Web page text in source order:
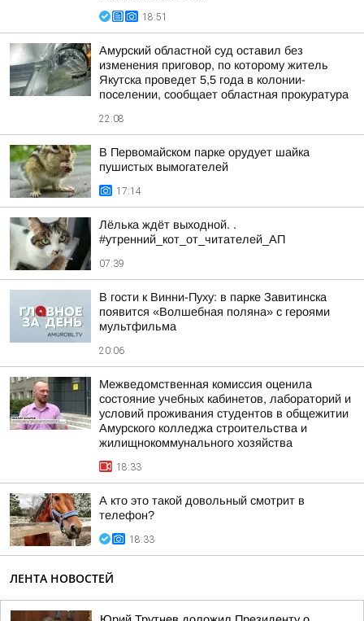
18:51
Амурский областной суд оставил без
изменения приговор, по которому житель
Якутска проведет 5,5 года в колонии-
поселении, сообщает областная прокуратура
22:08
В Первомайском парке орудует шайка
пушистых вымогателей
17:14
Лёлька ждёт выходной. .
#утренний_кот_от_читателей_АП
07:39
В гости к Винни-Пуху: в парке Завитинска
появится «Волшебная поляна» с героями
мультфильма
20:06
Межведомственная комиссия оценила
состояние учебных кабинетов, лабораторий и
условий проживания студентов в общежитии
Амурского колледжа строительства и
жилищнокоммунального хозяйства
18:33
А кто это такой довольный смотрит в
телефон?
18:33
ЛЕНТА НОВОСТЕЙ